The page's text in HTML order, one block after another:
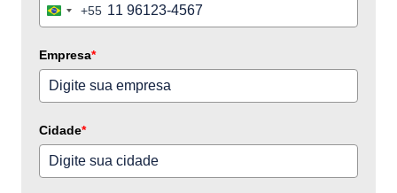
Brazil+55
Empresa*
Cidade*